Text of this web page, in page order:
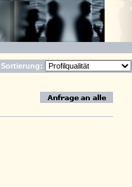
Sortierung: